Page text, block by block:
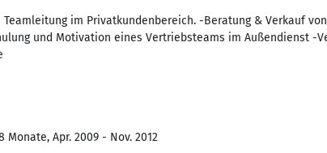
im Privatkundenbereich. -Beratung & Verkauf
und Motivation eines Vertriebsteams im Außendienst -
Monate, Apr. 2009 - Nov. 2012